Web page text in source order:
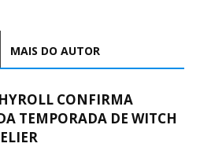
MAIS DO AUTOR
CONFIRMA
TEMPORADA DE WITCH